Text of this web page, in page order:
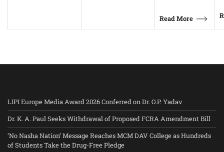
Read More
LIPI Europe Media Award 2026 Conferred on Dr. O.P. Yadav
Dr. K. A. Paul Seeks Withdrawal of Proposed FCRA Amendment Bill
‘No Nasha Nation’ Message Reaches MCM DAV College as Hundreds
of Students Take the Drug-Free Pledge